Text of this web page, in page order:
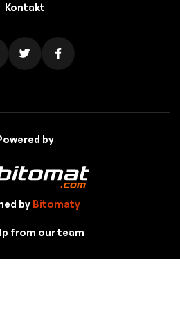
Kontakt
by
by Bitomaty
from our team